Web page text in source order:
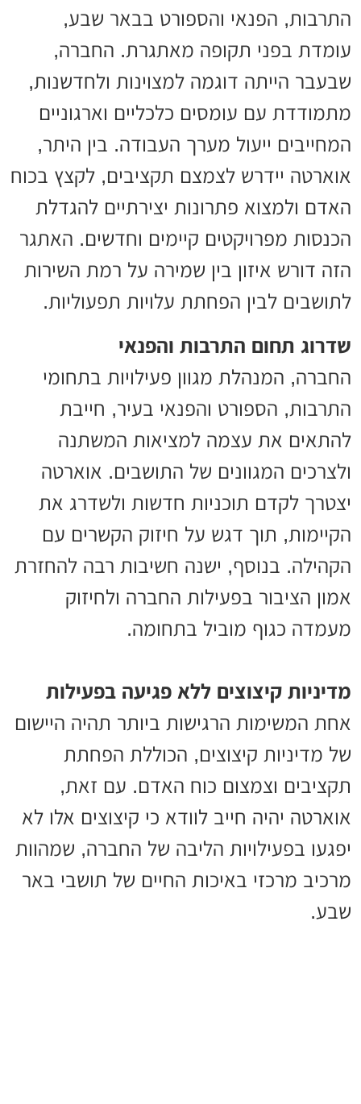
התרבות, הפנאי והספורט בבאר שבע,
עומדת בפני תקופה מאתגרת. החברה,
שבעבר הייתה דוגמה למצוינות ולחדשנות,
מתמודדת עם עומסים כלכליים וארגוניים
המחייבים ייעול מערך העבודה. בין היתר,
אוארטה יידרש לצמצם תקציבים, לקצץ בכוח
האדם ולמצוא פתרונות יצירתיים להגדלת
הכנסות מפרויקטים קיימים וחדשים. האתגר
הזה דורש איזון בין שמירה על רמת השירות
לתושבים לבין הפחתת עלויות תפעוליות.
שדרוג תחום התרבות והפנאי
החברה, המנהלת מגוון פעילויות בתחומי
התרבות, הספורט והפנאי בעיר, חייבת
להתאים את עצמה למציאות המשתנה
ולצרכים המגוונים של התושבים. אוארטה
יצטרך לקדם תוכניות חדשות ולשדרג את
הקיימות, תוך דגש על חיזוק הקשרים עם
הקהילה. בנוסף, ישנה חשיבות רבה להחזרת
אמון הציבור בפעילות החברה ולחיזוק
מעמדה כגוף מוביל בתחומה.
מדיניות קיצוצים ללא פגיעה בפעילות
אחת המשימות הרגישות ביותר תהיה היישום
של מדיניות קיצוצים, הכוללת הפחתת
תקציבים וצמצום כוח האדם. עם זאת,
אוארטה יהיה חייב לוודא כי קיצוצים אלו לא
יפגעו בפעילויות הליבה של החברה, שמהוות
מרכיב מרכזי באיכות החיים של תושבי באר
שבע.